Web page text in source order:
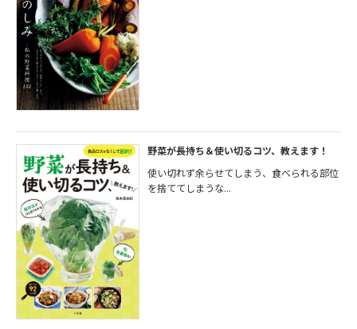
野菜が長持ち＆使い切るコツ、教えます！
使い切れず余らせてしまう、食べられる部位
を捨ててしまうな...